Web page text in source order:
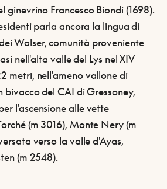
ginevrino Francesco Biondi (1698).
parla ancora la lingua di
Walser, comunità proveniente
nell'alta valle del Lys nel XIV
metri, nell'ameno vallone di
bivacco del CAI di Gressoney,
l'ascensione alle vette
(m 3016), Monte Nery (m
verso la valle d'Ayas,
(m 2548).